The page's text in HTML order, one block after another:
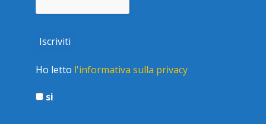
Ho letto l'informativa sulla privacy
si